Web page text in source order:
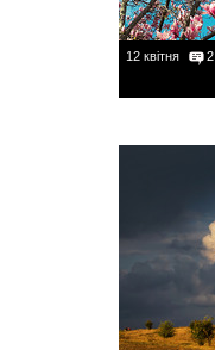
12 квітня 2